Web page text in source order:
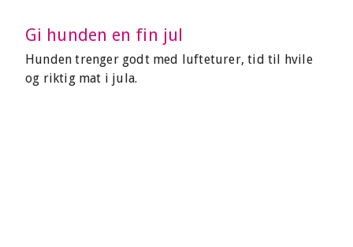
Gi hunden en fin jul
Hunden trenger godt med lufteturer, tid til hvile
og riktig mat i jula.